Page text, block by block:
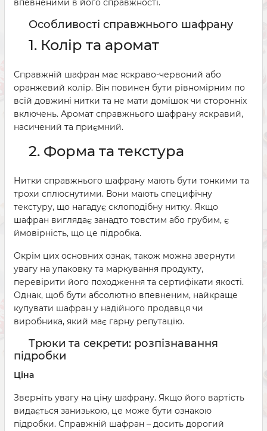
впевненими в його справжності.
Особливості справжнього шафрану
1. Колір та аромат
Справжній шафран має яскраво-червоний або
оранжевий колір. Він повинен бути рівномірним по
всій довжині нитки та не мати домішок чи сторонніх
включень. Аромат справжнього шафрану яскравий,
насичений та приємний.
2. Форма та текстура
Нитки справжнього шафрану мають бути тонкими та
трохи сплюснутими. Вони мають специфічну
текстуру, що нагадує склоподібну нитку. Якщо
шафран виглядає занадто товстим або грубим, є
ймовірність, що це підробка.
Окрім цих основних ознак, також можна звернути
увагу на упаковку та маркування продукту,
перевірити його походження та сертифікати якості.
Однак, щоб бути абсолютно впевненим, найкраще
купувати шафран у надійного продавця чи
виробника, який має гарну репутацію.
Трюки та секрети: розпізнавання
підробки
Ціна
Зверніть увагу на ціну шафрану. Якщо його вартість
видається занизькою, це може бути ознакою
підробки. Справжній шафран – досить дорогий